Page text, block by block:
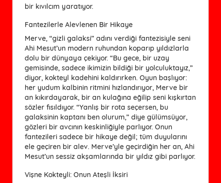
bir kıvılcım yaratıyor.
Fantezilerle Alevlenen Bir Hikaye
Merve, “gizli galaksi” adını verdiği fantezisiyle seni
Ahi Mesut’un modern ruhundan koparıp yıldızlarla
dolu bir dünyaya çekiyor. “Bu gece, bir uzay
gemisinde, sadece ikimizin bildiği bir yolculuktayız,”
diyor, kokteyl kadehini kaldırırken. Oyun başlıyor:
her yudum kalbinin ritmini hızlandırıyor, Merve bir
an kıkırdayarak, bir an kulağına eğilip seni kışkırtan
sözler fısıldıyor. “Yanlış bir rota seçersen, bu
galaksinin kaptanı ben olurum,” diye gülümsüyor,
gözleri bir avcının keskinliğiyle parlıyor. Onun
fantezileri sadece bir hikaye değil; tüm duyularını
ele geçiren bir alev. Merve’yle geçirdiğin her an, Ahi
Mesut’un sessiz akşamlarında bir yıldız gibi parlıyor.
Vişne Kokteyli: Onun Ateşli İksiri